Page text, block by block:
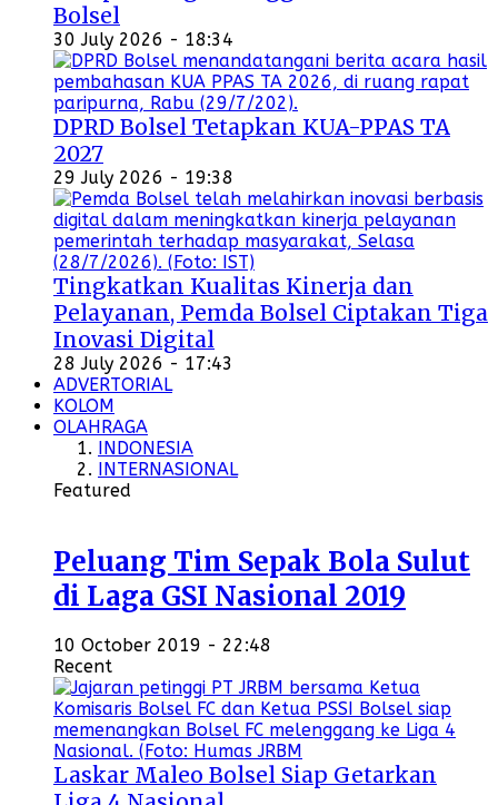
Bolsel
30 July 2026 - 18:34
DPRD Bolsel Tetapkan KUA-PPAS TA
2027
29 July 2026 - 19:38
Tingkatkan Kualitas Kinerja dan
Pelayanan, Pemda Bolsel Ciptakan Tiga
Inovasi Digital
28 July 2026 - 17:43
ADVERTORIAL
KOLOM
OLAHRAGA
INDONESIA
INTERNASIONAL
Featured
Peluang Tim Sepak Bola Sulut
di Laga GSI Nasional 2019
10 October 2019 - 22:48
Recent
Laskar Maleo Bolsel Siap Getarkan